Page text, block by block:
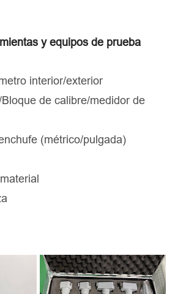
y equipos de prueba
interior/exterior
de calibre/medidor de
(métrico/pulgada)